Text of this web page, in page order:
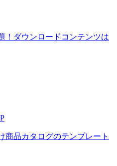
！ダウンロードコンテンツは
商品カタログのテンプレート